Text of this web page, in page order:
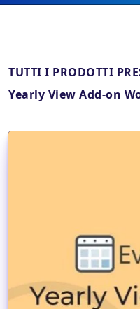
TUTTI I PRODOTTI
Yearly View Add-on